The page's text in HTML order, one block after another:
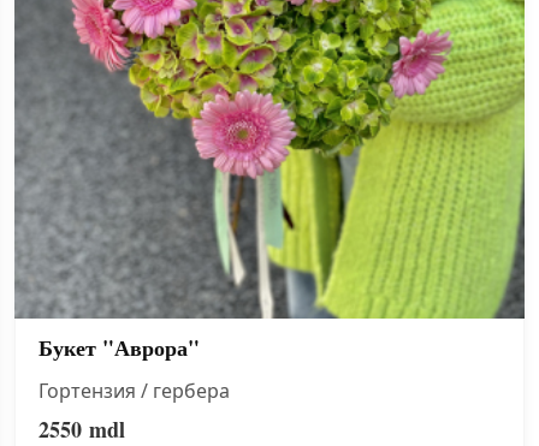
Букет "Аврора"
Гортензия / гербера
2550 mdl